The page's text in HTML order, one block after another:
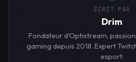
ÉCRIT PAR
Drim
Fondateur d'Optistream,
gaming depuis 2018. Expert
esport.